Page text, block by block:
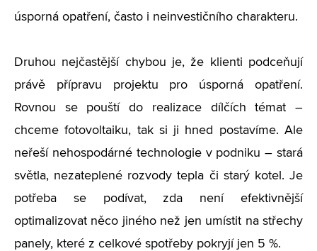
úsporná opatření, často i neinvestičního charakteru.
Druhou nejčastější chybou je, že klienti podceňují
právě přípravu projektu pro úsporná opatření.
Rovnou se pouští do realizace dílčích témat –
chceme fotovoltaiku, tak si ji hned postavíme. Ale
neřeší nehospodárné technologie v podniku ­– stará
světla, nezateplené rozvody tepla či starý kotel. Je
potřeba se podívat, zda není efektivnější
optimalizovat něco jiného než jen umístit na střechy
panely, které z celkové spotřeby pokryjí jen 5 %.